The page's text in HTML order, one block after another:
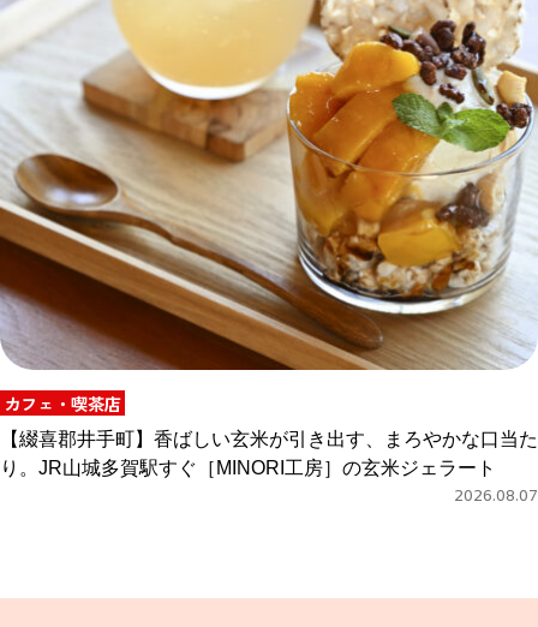
カフェ・喫茶店
【綴喜郡井手町】香ばしい玄米が引き出す、まろやかな口当た
り。JR山城多賀駅すぐ［MINORI工房］の玄米ジェラート
2026.08.07